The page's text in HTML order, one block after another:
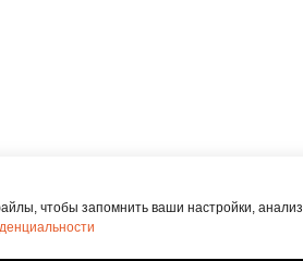
чтобы запомнить ваши настройки,